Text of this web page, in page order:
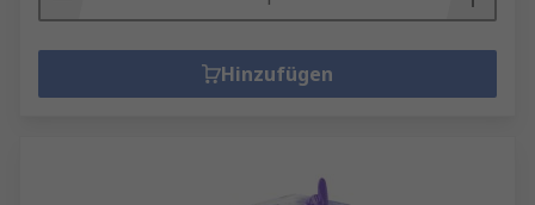
Schutzhelme, Schutzhelme und diverses
und Augenschutz.Hinzufügen